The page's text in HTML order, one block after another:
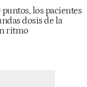
los pacientes
dosis de la
ritmo